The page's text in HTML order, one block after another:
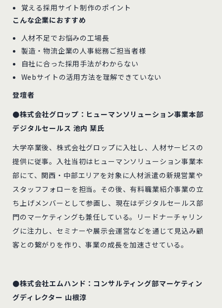
覚える採用サイト制作のポイント
こんな企業におすすめ
人材不足でお悩みの工場長
製造・物流企業の人事総務ご担当者様
自社に合った採用手法がわからない
Webサイトの活用方法を理解できていない
登壇者
●株式会社グロップ：ヒューマンソリューション事業本部
デジタルセールス 池内 栞氏
大学卒業後、株式会社グロップに入社し、人材サービスの
提供に従事。入社当初はヒューマンソリューション事業本
部にて、関西・中部エリアを対象に人材派遣の新規営業や
スタッフフォローを担当。その後、有料職業紹介事業の立
ち上げメンバーとして参画し、現在はデジタルセールス部
門のマーケティングも兼任している。リードナーチャリン
グに注力し、セミナーや展示会運営などを通じて見込み顧
客との繋がりを作り、事業の成長を加速させている。
●株式会社エムハンド：コンサルティング部マーケティン
グディレクター 山根淳